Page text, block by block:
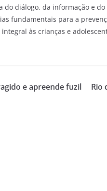
do diálogo, da informação e
fundamentais para a
às crianças e
e apreende fuzil
Rio